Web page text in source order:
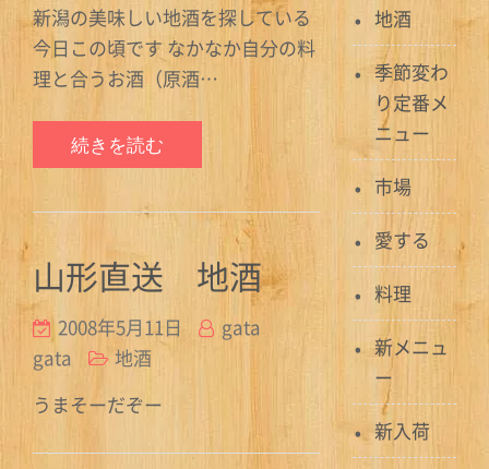
新潟の美味しい地酒を探している
今日この頃です なかなか自分の料
理と合うお酒（原酒…
続きを読む
山形直送 地酒
2008年5月11日
gata
gata
地酒
うまそーだぞー
地酒
季節変わ
り定番メ
ニュー
市場
愛する
料理
新メニュ
ー
新入荷